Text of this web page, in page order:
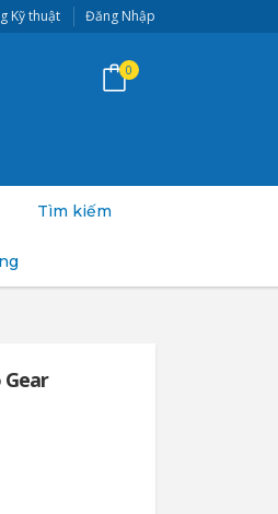
Kỹ thuật Đăng Nhập
0
Tìm kiếm